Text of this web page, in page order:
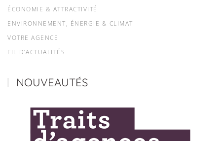
ÉCONOMIE & ATTRACTIVITÉ
ENVIRONNEMENT, ÉNERGIE & CLIMAT
VOTRE AGENCE
FIL D’ACTUALITÉS
NOUVEAUTÉS